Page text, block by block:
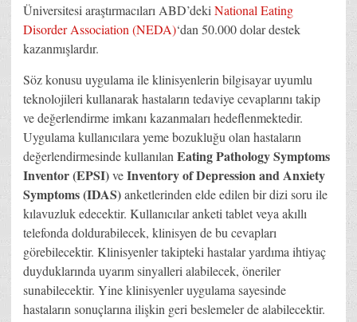
Üniversitesi araştırmacıları ABD’deki National Eating
Disorder Association (NEDA)‘dan 50.000 dolar destek
kazanmışlardır.
Söz konusu uygulama ile klinisyenlerin bilgisayar uyumlu
teknolojileri kullanarak hastaların tedaviye cevaplarını takip
ve değerlendirme imkanı kazanmaları hedeflenmektedir.
Uygulama kullanıcılara yeme bozukluğu olan hastaların
değerlendirmesinde kullanılan Eating Pathology Symptoms
Inventor (EPSI)veInventory of Depression and Anxiety
Symptoms (IDAS)anketlerinden elde edilen bir dizi soru ile
kılavuzluk edecektir. Kullanıcılar anketi tablet veya akıllı
telefonda doldurabilecek, klinisyen de bu cevapları
görebilecektir. Klinisyenler takipteki hastalar yardıma ihtiyaç
duyduklarında uyarım sinyalleri alabilecek, öneriler
sunabilecektir. Yine klinisyenler uygulama sayesinde
hastaların sonuçlarına ilişkin geri beslemeler de alabilecektir.